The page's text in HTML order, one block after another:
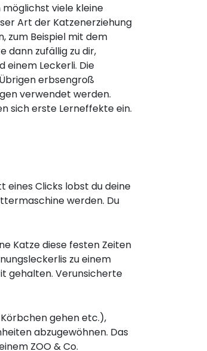
viele kleine
Art der Katzenerziehung
zum Beispiel mit dem
dann zufällig zu dir,
einem Leckerli. Die
erbsengroß
verwendet werden.
sich erste Lerneffekte ein.
eines Clicks lobst du deine
werden. Du
Katze diese festen Zeiten
zu einem
gehalten. Verunsicherte
gehen etc.),
abzugewöhnen. Das
ZOO & Co.